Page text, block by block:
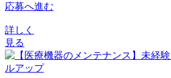
応募へ進む
詳しく
見る